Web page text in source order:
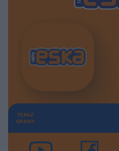
TERAZ
GRAMY